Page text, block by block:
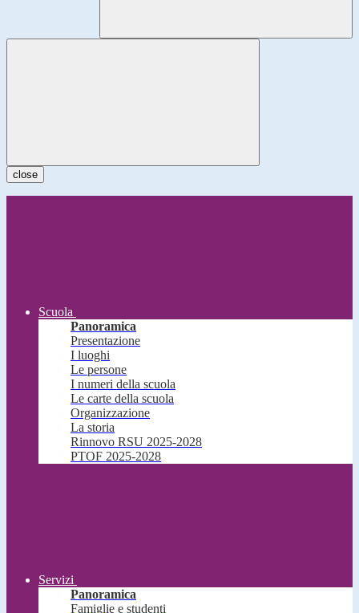
close
Scuola
Panoramica
Presentazione
I luoghi
Le persone
I numeri della scuola
Le carte della scuola
Organizzazione
La storia
Rinnovo RSU 2025-2028
PTOF 2025-2028
Servizi
Panoramica
Famiglie e studenti